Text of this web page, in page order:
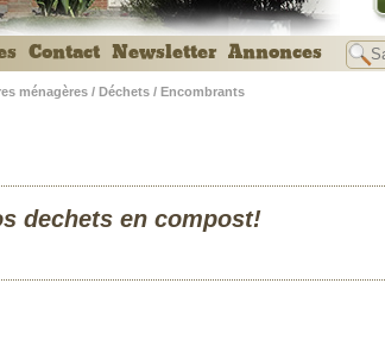
Contact Newsletter Annonces
ménagères / Déchets / Encombrants
dechets en compost!